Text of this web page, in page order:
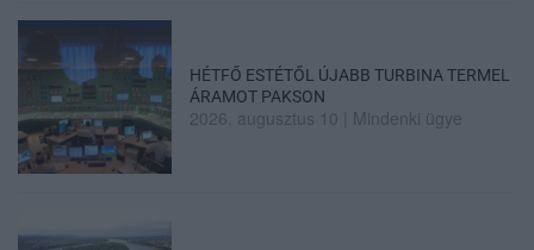
HÉTFŐ ESTÉTŐL ÚJABB TURBINA TERMEL
ÁRAMOT PAKSON
2026. augusztus 10 Mindenki ügye